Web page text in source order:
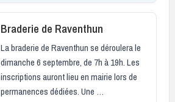
Braderie de Raventhun
La braderie de Raventhun se déroulera le
dimanche 6 septembre, de 7h à 19h. Les
inscriptions auront lieu en mairie lors de
permanences dédiées. Une …